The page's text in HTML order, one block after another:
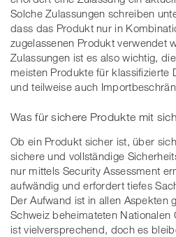
Solche Zulassungen schreiben
dass das Produkt nur in
zugelassenen Produkt verwendet
Zulassungen ist es also wichtig,
meisten Produkte für klassifizierte
und teilweise auch
Was für sichere Produkte mit
Ob ein Produkt sicher ist, über
sichere und vollständige
nur mittels Security Assessment
aufwändig und erfordert tiefes
Der Aufwand ist in allen Aspekten
Schweiz beheimateten Nationalen
ist vielversprechend, doch es